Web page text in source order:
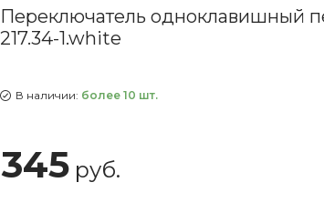
Переключатель одноклавишный
217.34-1.white
В наличии: более 10 шт.
345 руб.